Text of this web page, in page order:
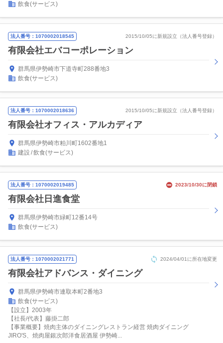
飲食(サービス)
法人番号：1070002018545 2015/10/05に新規設立（法人番号登録）
有限会社エバコーポレーション
群馬県伊勢崎市下道寺町288番地3
飲食(サービス)
法人番号：1070002018636 2015/10/05に新規設立（法人番号登録）
有限会社オフィス・アルカディア
群馬県伊勢崎市粕川町1602番地1
建設 飲食(サービス)
法人番号：1070002019485 2023/10/30に閉鎖
有限会社日進食堂
群馬県伊勢崎市緑町12番14号
飲食(サービス)
法人番号：1070002021771 2024/04/01に所在地変更
有限会社アドバンス・ダイニング
群馬県伊勢崎市連取本町2番地3
飲食(サービス)
【設立】2003年
【社長/代表】藤掛二郎
【事業概要】焼肉主体のダイニングレストラン経営 焼肉ダイニング
JIRO'S、焼肉屋銀次郎洋食居酒屋 伊勢崎...